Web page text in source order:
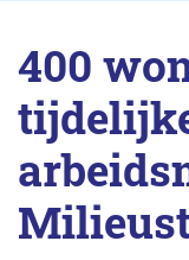
400